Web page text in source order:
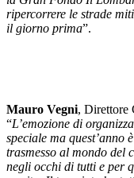
ripercorrere le strade
il giorno prima”.
Mauro Vegni, Direttore
“L’emozione di
speciale ma quest’anno
trasmesso al mondo del
negli occhi di tutti e per